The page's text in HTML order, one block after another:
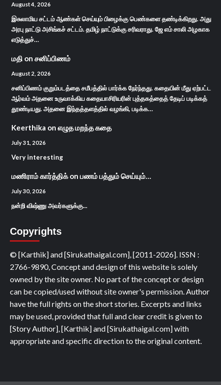
August 4, 2026
இசுலாமிய சட்டம் ஆண்கள் செய்யும் பிழைக்கு பெண்களை தண்டிக்கிறது. அது
அரபு நாட்டு அசிங்கச் சட்டம். தமிழ் நாட்டுக்கு சரிவராது. ஜே எம் சாலி அழகாக
எடுத்துச்…
மதி on சனிப்பிணம்
August 2, 2026
சனிப்பிணம் குறும்படத்தை சமீபத்தில் பார்க்க நேர்ந்தது. கதையின் மீது ஏற்பட்ட
ஆர்வம் அதனை உருவாக்கிய கதையாசிரியரின் புத்தகத்தைத் தேடிப் படிக்கத்
தூண்டியது. அதனை இந்தத்தளத்தில் வழங்கி, படிக்க…
Keerthika on எழுத மறந்த கதை
July 31, 2026
Very interesting
மணிராம் கார்த்திக்on பணம் பத்தும் செய்யும்…
July 30, 2026
நன்றி விஷ்ணு அவர்களுக்கு...
Copyrights
© [Karthik] and [Sirukathaigal.com], [2011-2026]. ISSN :
2766-9890, Concept and design of this website is solely
owned by the site owner. No part of the concept or design
can be copied/used without site owner's permission. Author
have the full rights on the short stories. Excerpts and links
may be used, provided that full and clear credit is given to
[Story Author], [Karthik] and [Sirukathaigal.com] with
appropriate and specific direction to the original content.